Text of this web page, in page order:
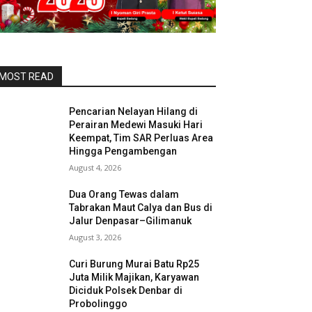
READ
Pencarian Nelayan Hilang di
Perairan Medewi Masuki Hari
Keempat, Tim SAR Perluas Area
Hingga Pengambengan
August 4, 2026
Dua Orang Tewas dalam
Tabrakan Maut Calya dan Bus di
Jalur Denpasar–Gilimanuk
August 3, 2026
Curi Burung Murai Batu Rp25
Juta Milik Majikan, Karyawan
Diciduk Polsek Denbar di
Probolinggo